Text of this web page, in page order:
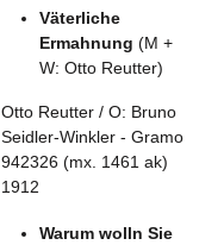
Väterliche
Ermahnung (M +
W: Otto Reutter)
Otto Reutter / O: Bruno
Seidler-Winkler - Gramo
942326 (mx. 1461 ak)
1912
Warum wolln Sie